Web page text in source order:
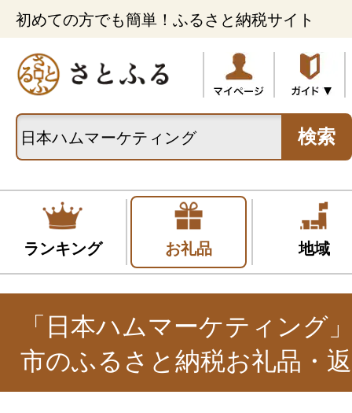
初めての方でも簡単！ふるさと納税サイト
検索
ランキング お礼品 地域
「日本ハムマーケティング
市のふるさと納税お礼品・